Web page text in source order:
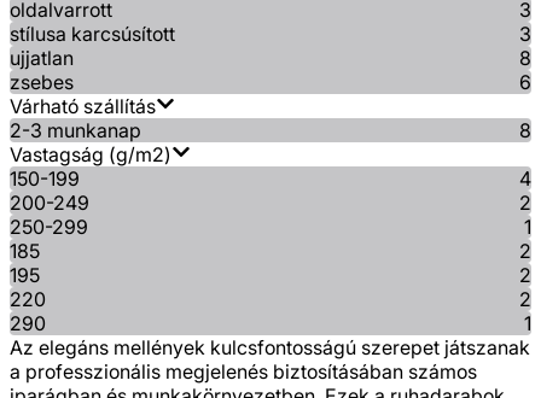
oldalvarrott
3
stílusa karcsúsított
3
ujjatlan
8
zsebes
6
Várható szállítás
2-3 munkanap
8
Vastagság (g/m2)
150-199
4
200-249
2
250-299
1
185
2
195
2
220
2
290
1
Az elegáns mellények kulcsfontosságú szerepet játszanak
a professzionális megjelenés biztosításában számos